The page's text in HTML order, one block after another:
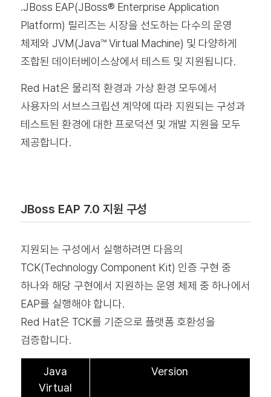
.JBoss EAP(JBoss® Enterprise Application
Platform) 릴리즈는 시장을 선도하는 다수의 운영
체제와 JVM(Java™ Virtual Machine) 및 다양하게
조합된 데이터베이스상에서 테스트 및 지원됩니다.
Red Hat은 물리적 환경과 가상 환경 모두에서
사용자의 서브스크립션 계약에 따라 지원되는 구성과
테스트된 환경에 대한 프로덕션 및 개발 지원을 모두
제공합니다.
JBoss EAP 7.0 지원 구성
지원되는 구성에서 실행하려면 다음의
TCK(Technology Component Kit) 인증 구현 중
하나와 해당 구현에서 지원하는 운영 체제 중 하나에서
EAP를 실행해야 합니다.
Red Hat은 TCK를 기준으로 플랫폼 호환성을
검증합니다.
Java
Virtual
Version